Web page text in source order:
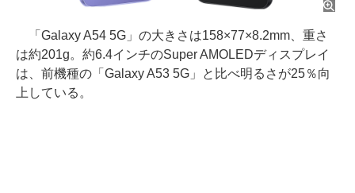
「Galaxy A54 5G」の大きさは158×77×8.2mm、重さ
は約201g。約6.4インチのSuper AMOLEDディスプレイ
は、前機種の「Galaxy A53 5G」と比べ明るさが25％向
上している。